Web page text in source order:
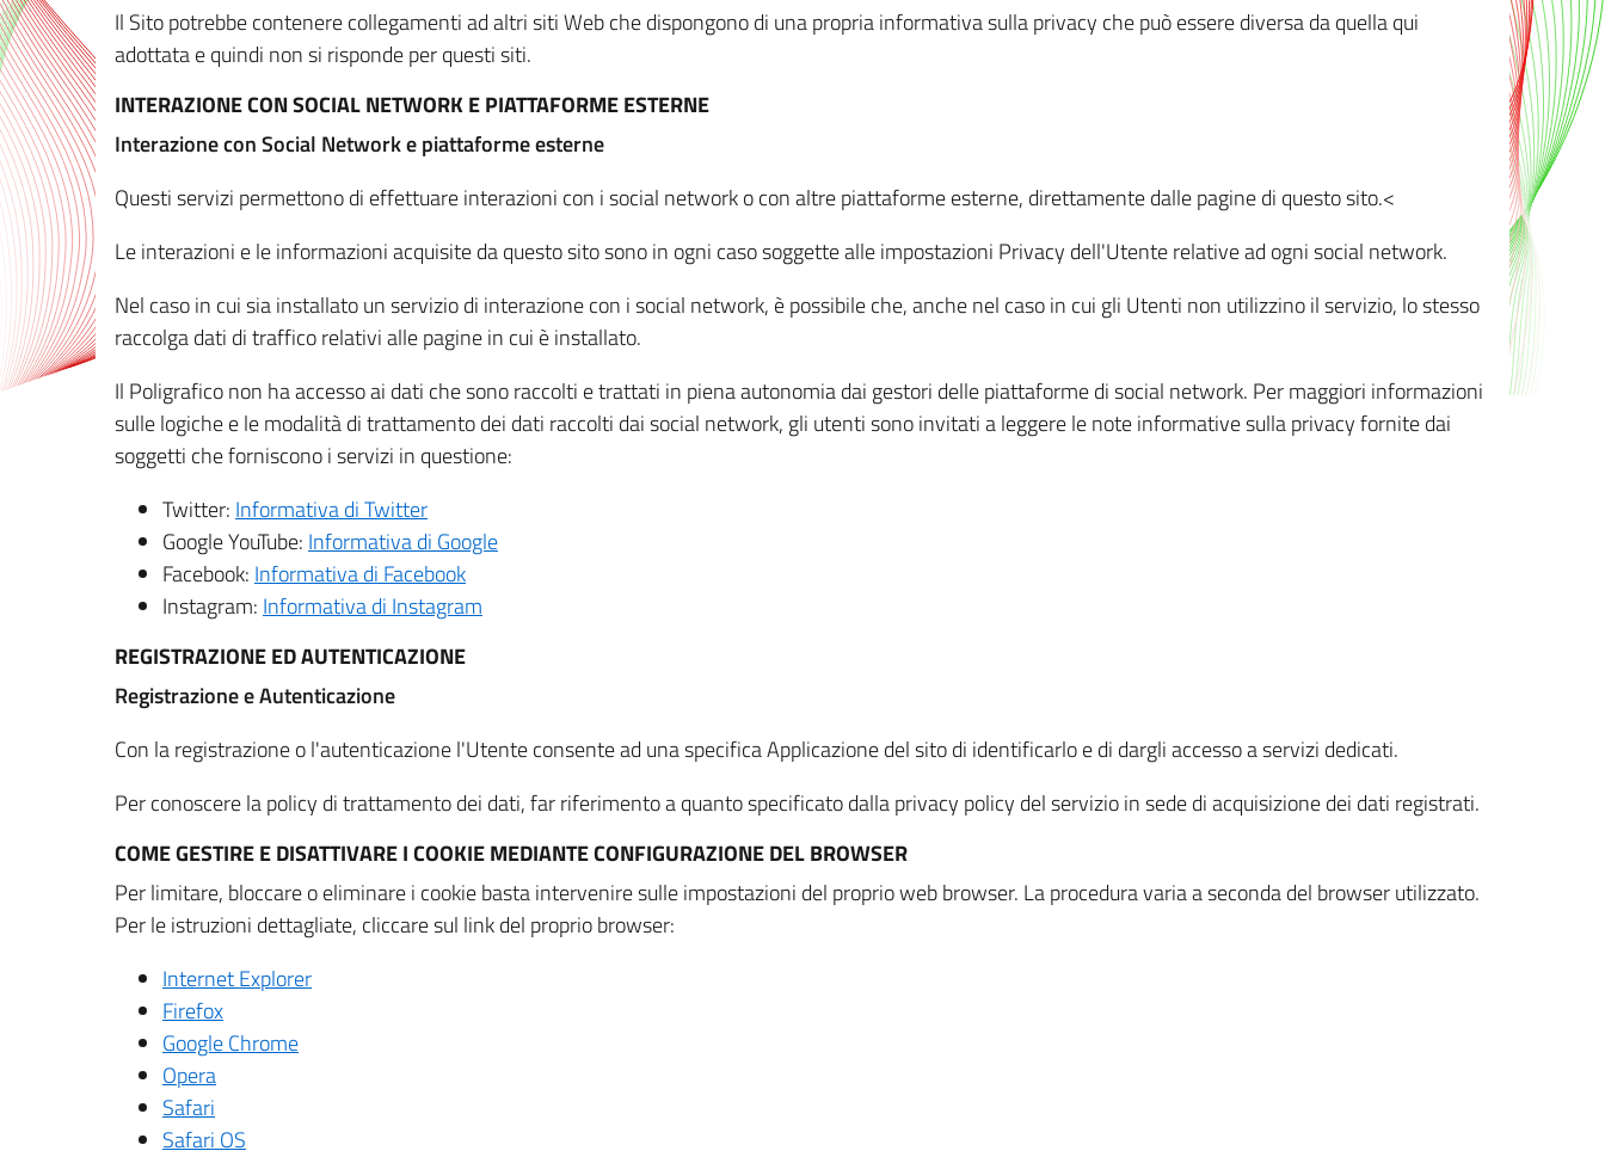
Il Sito potrebbe contenere collegamenti ad altri siti Web che dispongono di una propria informativa sulla privacy che può essere diversa da quella qui
adottata e quindi non si risponde per questi siti.
INTERAZIONE CON SOCIAL NETWORK E PIATTAFORME ESTERNE
Interazione con Social Network e piattaforme esterne
Questi servizi permettono di effettuare interazioni con i social network o con altre piattaforme esterne, direttamente dalle pagine di questo sito.<
Le interazioni e le informazioni acquisite da questo sito sono in ogni caso soggette alle impostazioni Privacy dell'Utente relative ad ogni social network.
Nel caso in cui sia installato un servizio di interazione con i social network, è possibile che, anche nel caso in cui gli Utenti non utilizzino il servizio, lo stesso
raccolga dati di traffico relativi alle pagine in cui è installato.
Il Poligrafico non ha accesso ai dati che sono raccolti e trattati in piena autonomia dai gestori delle piattaforme di social network. Per maggiori informazioni
sulle logiche e le modalità di trattamento dei dati raccolti dai social network, gli utenti sono invitati a leggere le note informative sulla privacy fornite dai
soggetti che forniscono i servizi in questione:
Twitter: Informativa di Twitter
Google YouTube: Informativa di Google
Facebook: Informativa di Facebook
Instagram: Informativa di Instagram
REGISTRAZIONE ED AUTENTICAZIONE
Registrazione e Autenticazione
Con la registrazione o l'autenticazione l'Utente consente ad una specifica Applicazione del sito di identificarlo e di dargli accesso a servizi dedicati.
Per conoscere la policy di trattamento dei dati, far riferimento a quanto specificato dalla privacy policy del servizio in sede di acquisizione dei dati registrati.
COME GESTIRE E DISATTIVARE I COOKIE MEDIANTE CONFIGURAZIONE DEL BROWSER
Per limitare, bloccare o eliminare i cookie basta intervenire sulle impostazioni del proprio web browser. La procedura varia a seconda del browser utilizzato.
Per le istruzioni dettagliate, cliccare sul link del proprio browser:
Internet Explorer
Firefox
Google Chrome
Opera
Safari
Safari OS